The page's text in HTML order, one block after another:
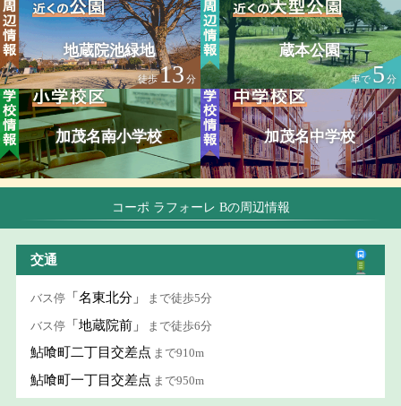
地蔵院池緑地
徒歩13 分
蔵本公園
車で5 分
加茂名南小学校 加茂名中学校
コーポ ラフォーレ Bの周辺情報
交通
バス停 「名東北分」 まで徒歩5分
バス停 「地蔵院前」 まで徒歩6分
鮎喰町二丁目交差点 まで910m
鮎喰町一丁目交差点 まで950m